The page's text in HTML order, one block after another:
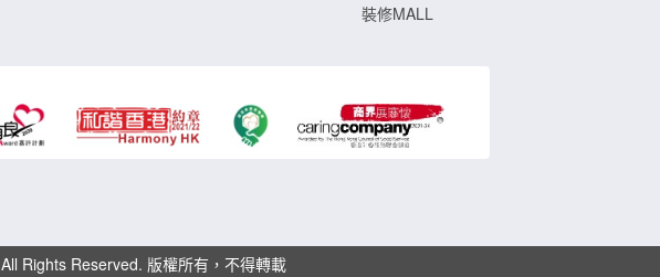
裝修MALL
Rights Reserved. 版權所有，不得轉載